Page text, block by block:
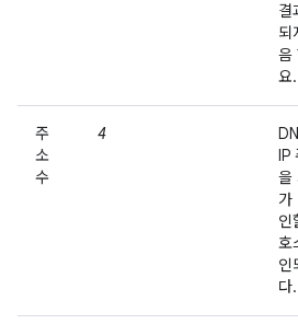
결
되
음
요.
주
소
수
4
IP
을
가
인
호
인
다.